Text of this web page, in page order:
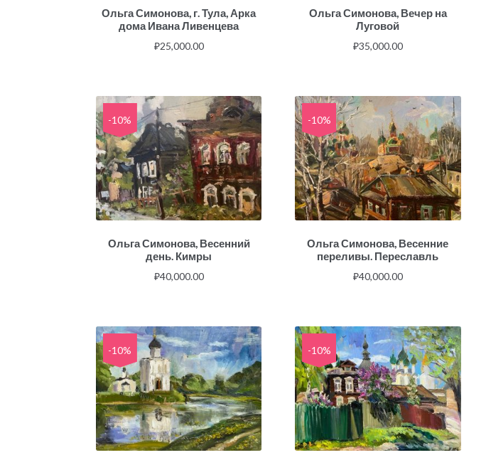
Ольга Симонова, г. Тула, Арка
дома Ивана Ливенцева
₽25,000.00
Ольга Симонова, Вечер на
Луговой
₽35,000.00
-10%
Ольга Симонова, Весенний
день. Кимры
₽40,000.00
-10%
Ольга Симонова, Весенние
переливы. Переславль
₽40,000.00
-10% -10%